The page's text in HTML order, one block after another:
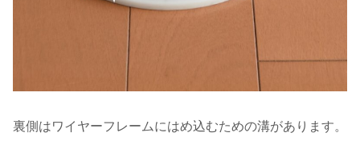
裏側はワイヤーフレームにはめ込むための溝があります。